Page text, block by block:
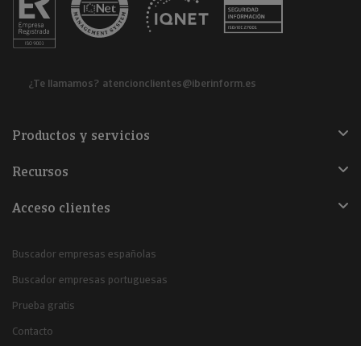
¿Te llamamos? atencionclientes@iberinform.es
Productos y servicios
Recursos
Acceso clientes
Buscador empresas españolas
Buscador empresas portuguesas
Prueba gratis
Contacto